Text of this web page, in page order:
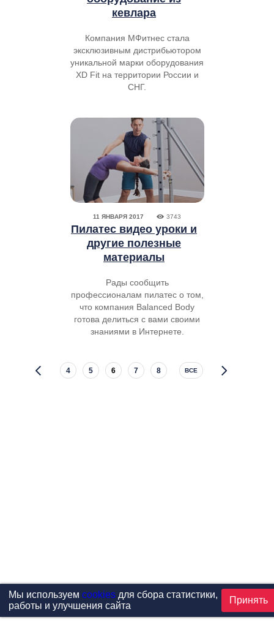
кевлара
Компания МФитнес стала
эксклюзивным дистрибьютором
уникальной марки оборудования
XD Fit на территории России и
СНГ.
11 ЯНВАРЯ 2017 3743
Пилатес видео уроки и
другие полезные
материалы
Рады сообщить
профессионалам пилатес о том,
что компания Balanced Body
готова делиться с вами своими
знаниями в Интернете.
4 5 6 7 8 ВСЕ
Мы используем cookiesдля сбора статистики,
работы и улучшения сайта
Принять